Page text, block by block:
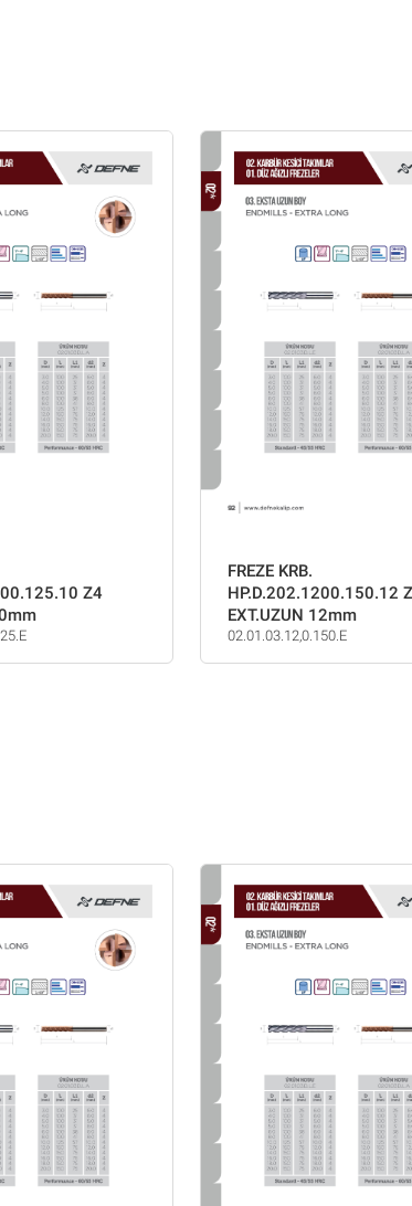
Z4
FREZE KRB.
HP.D.202.1200.150.12
EXT.UZUN 12mm
02.01.03.12,0.150.E